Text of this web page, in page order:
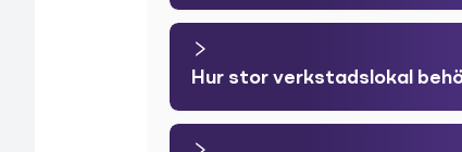
Hur stor verkstadslokal